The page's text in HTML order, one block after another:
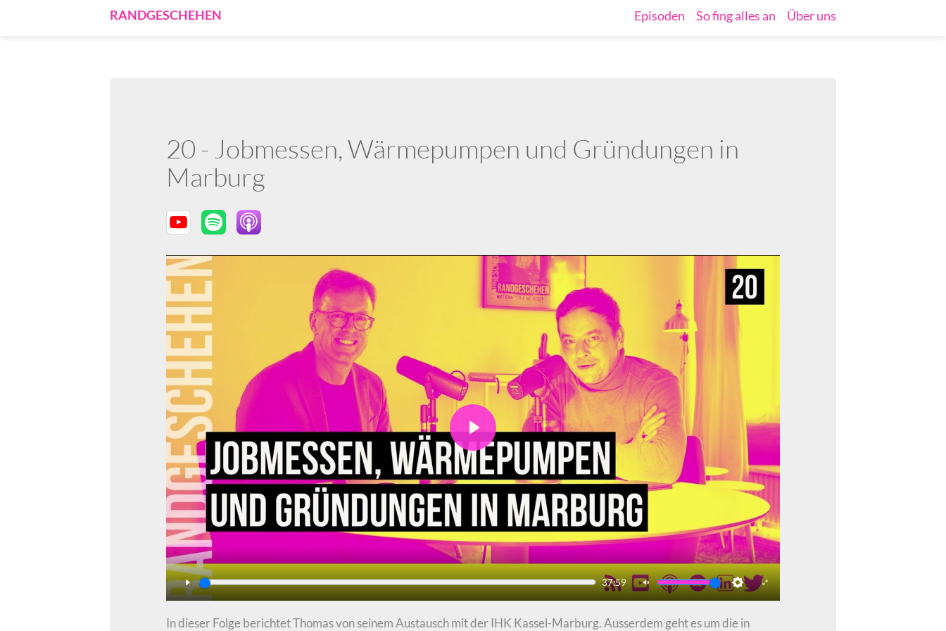
RANDGESCHEHEN Episoden So fing alles an Über uns
20 - Jobmessen, Wärmepumpen und Gründungen in
Marburg
Play
37:59
Mute Settings
Enter
Play
In dieser Folge berichtet Thomas von seinem Austausch mit der IHK Kassel-Marburg. Ausserdem geht es um die in